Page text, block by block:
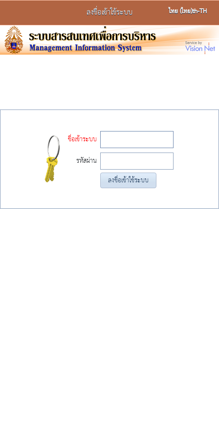
ลงชื่อเข้าใช้ระบบ ไทย (ไทย)th-TH
ชื่อเข้าระบบ
รหัสผ่าน
ลงชื่อเข้าใช้ระบบ